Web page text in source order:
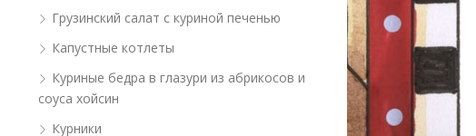
Грузинский салат с куриной печенью
Капустные котлеты
Куриные бедра в глазури из абрикосов и
соуса хойсин
Курники